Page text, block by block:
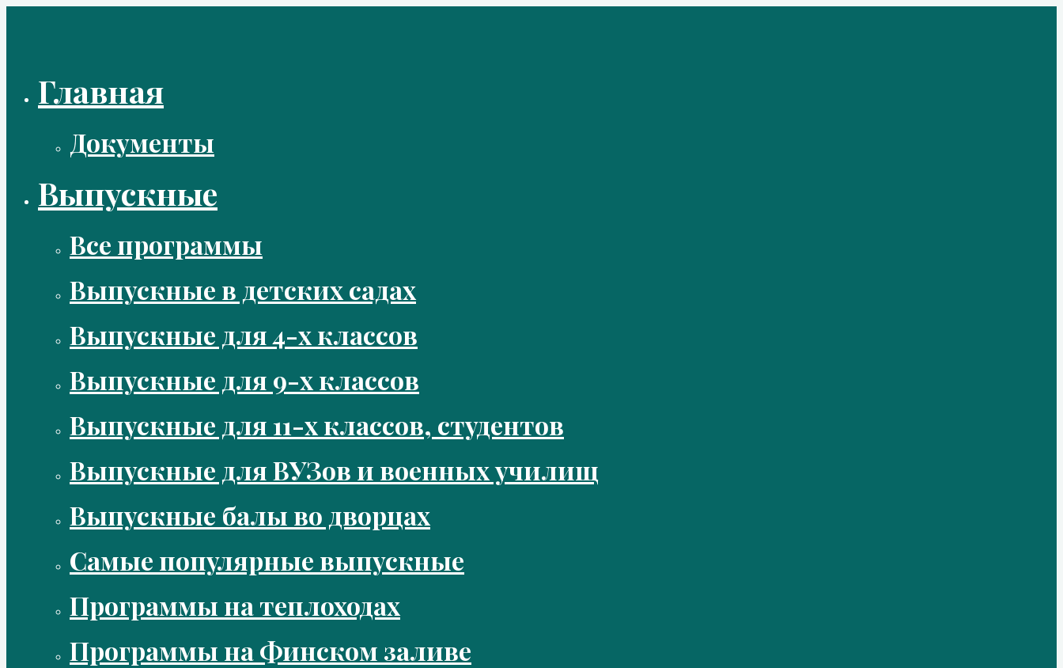
Главная
Документы
Выпускные
Все программы
Выпускные в детских садах
Выпускные для 4-х классов
Выпускные для 9-х классов
Выпускные для 11-х классов, студентов
Выпускные для ВУЗов и военных училищ
Выпускные балы во дворцах
Самые популярные выпускные
Программы на теплоходах
Программы на Финском заливе